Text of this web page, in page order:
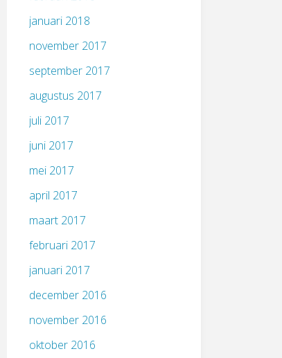
januari 2018
november 2017
september 2017
augustus 2017
juli 2017
juni 2017
mei 2017
april 2017
maart 2017
februari 2017
januari 2017
december 2016
november 2016
oktober 2016